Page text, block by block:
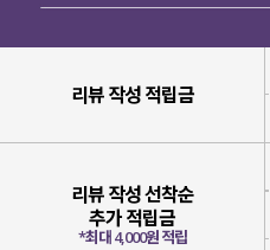
리뷰 작성 적립금
리뷰 작성 선착순
추가 적립금
*최대 4,000원 적립